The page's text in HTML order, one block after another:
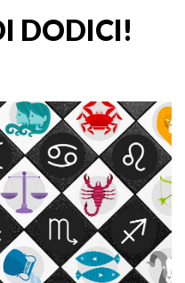
DODICI!